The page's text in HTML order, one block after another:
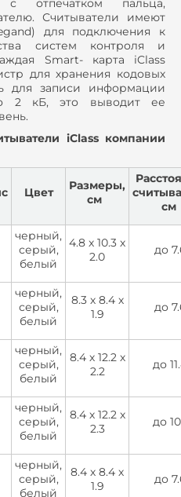
отпечатком пальца,
Считыватели имеют
для подключения к
систем контроля и
Smart- карта iClass
для хранения кодовых
для записи информации
2 кБ, это выводит ее
iClass компании
Цвет
Размеры,
см
см
черный,
серый,
белый
4.8 х 10.3 х
2.0
до
черный,
серый,
белый
8.3 х 8.4 х
1.9
до
черный,
серый,
белый
8.4 х 12.2 х
2.2
до
черный,
серый,
белый
8.4 х 12.2 х
2.3
до
черный,
серый,
белый
8.4 х 8.4 х
1.9
до